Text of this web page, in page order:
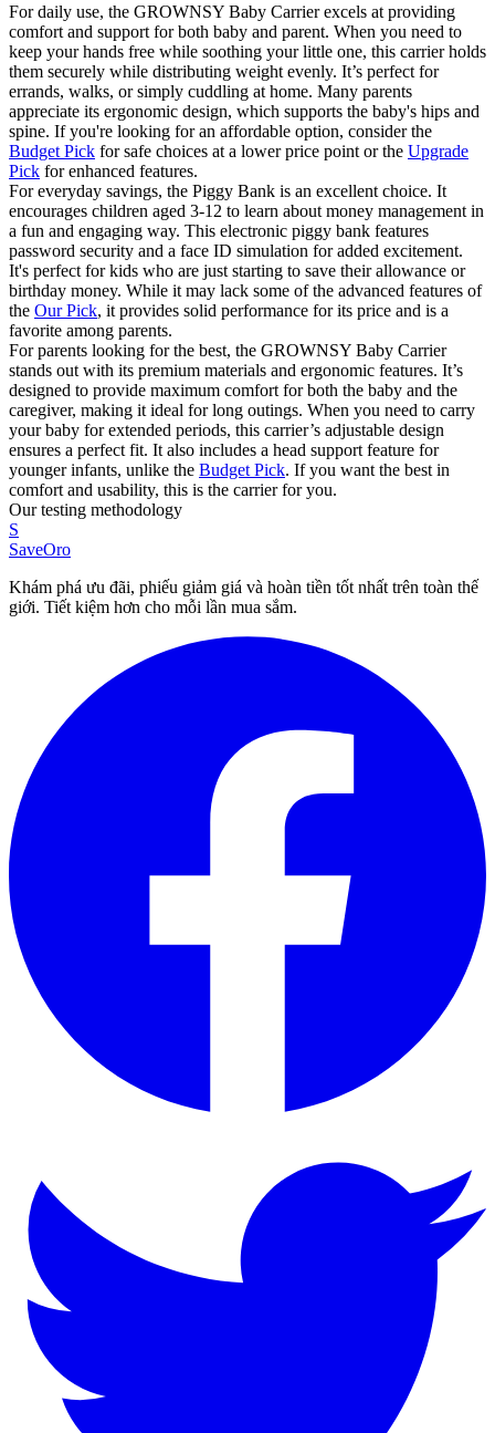
For daily use, the GROWNSY Baby Carrier excels at providing
comfort and support for both baby and parent. When you need to
keep your hands free while soothing your little one, this carrier holds
them securely while distributing weight evenly. It’s perfect for
errands, walks, or simply cuddling at home. Many parents
appreciate its ergonomic design, which supports the baby's hips and
spine. If you're looking for an affordable option, consider the
Budget Pick for safe choices at a lower price point or the Upgrade
Pick for enhanced features.
For everyday savings, the Piggy Bank is an excellent choice. It
encourages children aged 3-12 to learn about money management in
a fun and engaging way. This electronic piggy bank features
password security and a face ID simulation for added excitement.
It's perfect for kids who are just starting to save their allowance or
birthday money. While it may lack some of the advanced features of
the Our Pick, it provides solid performance for its price and is a
favorite among parents.
For parents looking for the best, the GROWNSY Baby Carrier
stands out with its premium materials and ergonomic features. It’s
designed to provide maximum comfort for both the baby and the
caregiver, making it ideal for long outings. When you need to carry
your baby for extended periods, this carrier’s adjustable design
ensures a perfect fit. It also includes a head support feature for
younger infants, unlike the Budget Pick. If you want the best in
comfort and usability, this is the carrier for you.
Our testing methodology
S
SaveOro
Khám phá ưu đãi, phiếu giảm giá và hoàn tiền tốt nhất trên toàn thế
giới. Tiết kiệm hơn cho mỗi lần mua sắm.